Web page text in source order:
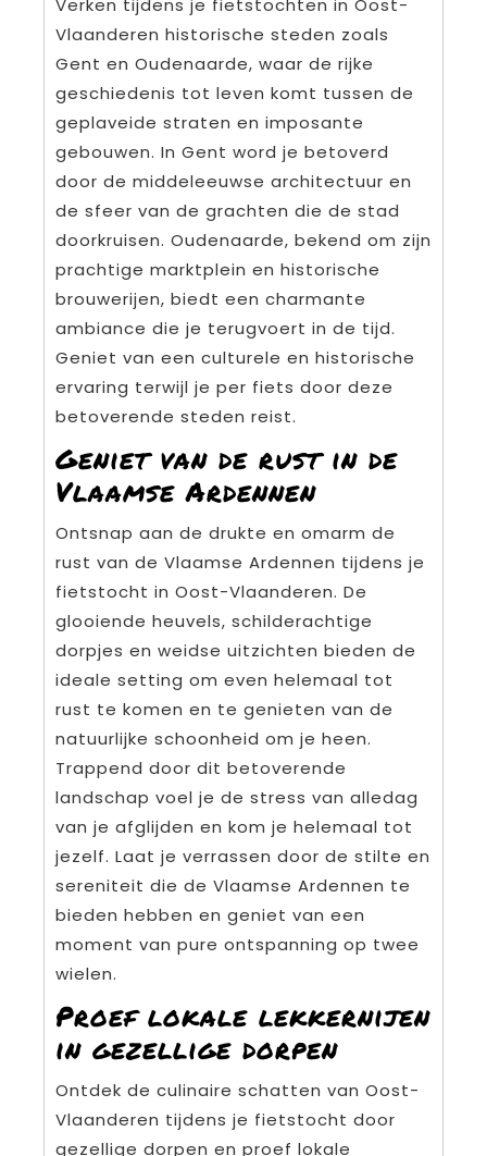
Verken tijdens je fietstochten in Oost-
Vlaanderen historische steden zoals
Gent en Oudenaarde, waar de rijke
geschiedenis tot leven komt tussen de
geplaveide straten en imposante
gebouwen. In Gent word je betoverd
door de middeleeuwse architectuur en
de sfeer van de grachten die de stad
doorkruisen. Oudenaarde, bekend om zijn
prachtige marktplein en historische
brouwerijen, biedt een charmante
ambiance die je terugvoert in de tijd.
Geniet van een culturele en historische
ervaring terwijl je per fiets door deze
betoverende steden reist.
Geniet van de rust in de
Vlaamse Ardennen
Ontsnap aan de drukte en omarm de
rust van de Vlaamse Ardennen tijdens je
fietstocht in Oost-Vlaanderen. De
glooiende heuvels, schilderachtige
dorpjes en weidse uitzichten bieden de
ideale setting om even helemaal tot
rust te komen en te genieten van de
natuurlijke schoonheid om je heen.
Trappend door dit betoverende
landschap voel je de stress van alledag
van je afglijden en kom je helemaal tot
jezelf. Laat je verrassen door de stilte en
sereniteit die de Vlaamse Ardennen te
bieden hebben en geniet van een
moment van pure ontspanning op twee
wielen.
Proef lokale lekkernijen
in gezellige dorpen
Ontdek de culinaire schatten van Oost-
Vlaanderen tijdens je fietstocht door
gezellige dorpen en proef lokale